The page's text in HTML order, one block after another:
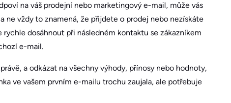
na váš prodejní nebo marketingový e-mail, může vás
ne vždy to znamená, že přijdete o prodej nebo nezískáte
dosáhnout při následném kontaktu se zákazníkem
e-mail.
a odkázat na všechny výhody, přínosy nebo hodnoty,
ve vašem prvním e-mailu trochu zaujala, ale potřebuje